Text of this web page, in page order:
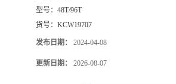
型号： 48T/96T
货号： KCW19707
发布日期： 2024-04-08
更新日期： 2026-08-07